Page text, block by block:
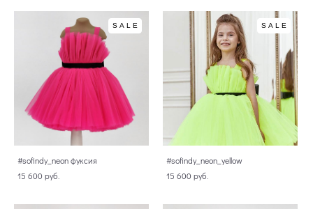
SALE
#sofindy_neon фуксия
15 600 pуб.
SALE
#sofindy_neon_yellow
15 600 pуб.